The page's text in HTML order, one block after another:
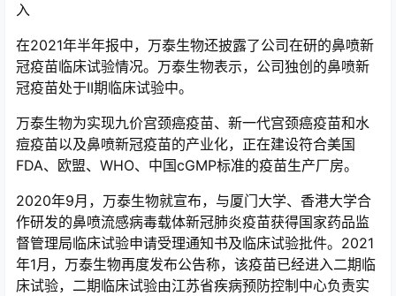
入
在2021年半年报中，万泰生物还披露了公司在研的鼻喷新
冠疫苗临床试验情况。万泰生物表示，公司独创的鼻喷新
冠疫苗处于II期临床试验中。
万泰生物为实现九价宫颈癌疫苗、新一代宫颈癌疫苗和水
痘疫苗以及鼻喷新冠疫苗的产业化，正在建设符合美国
FDA、欧盟、WHO、中国cGMP标准的疫苗生产厂房。
2020年9月，万泰生物就宣布，与厦门大学、香港大学合
作研发的鼻喷流感病毒载体新冠肺炎疫苗获得国家药品监
督管理局临床试验申请受理通知书及临床试验批件。2021
年1月，万泰生物再度发布公告称，该疫苗已经进入二期临
床试验，二期临床试验由江苏省疾病预防控制中心负责实